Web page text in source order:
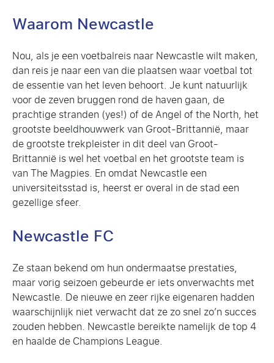
Waarom Newcastle
Nou, als je een voetbalreis naar Newcastle wilt maken,
dan reis je naar een van die plaatsen waar voetbal tot
de essentie van het leven behoort. Je kunt natuurlijk
voor de zeven bruggen rond de haven gaan, de
prachtige stranden (yes!) of de Angel of the North, het
grootste beeldhouwwerk van Groot-Brittannië, maar
de grootste trekpleister in dit deel van Groot-
Brittannië is wel het voetbal en het grootste team is
van The Magpies. En omdat Newcastle een
universiteitsstad is, heerst er overal in de stad een
gezellige sfeer.
Newcastle FC
Ze staan bekend om hun ondermaatse prestaties,
maar vorig seizoen gebeurde er iets onverwachts met
Newcastle. De nieuwe en zeer rijke eigenaren hadden
waarschijnlijk niet verwacht dat ze zo snel zo’n succes
zouden hebben. Newcastle bereikte namelijk de top 4
en haalde de Champions League.